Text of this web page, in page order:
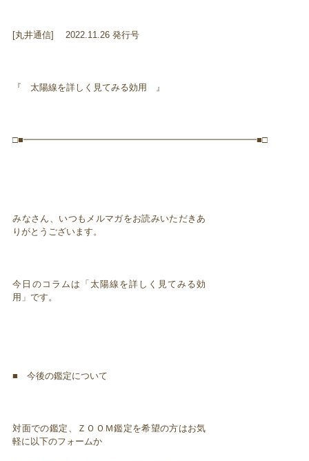
[丸井通信] 2022.11.26 発行号
『 太陽線を詳しく見てみる効用 』
□■━━━━━━━━━━━━━━━━━━━━━━━━━━■□
みなさん、いつもメルマガをお読みいただきあ
りがとうございます。
今日のコラムは「太陽線を詳しく見てみる効
用」です。
■ 今後の鑑定について
対面での鑑定、ＺＯＯＭ鑑定を希望の方はお気
軽に以下のフォームか